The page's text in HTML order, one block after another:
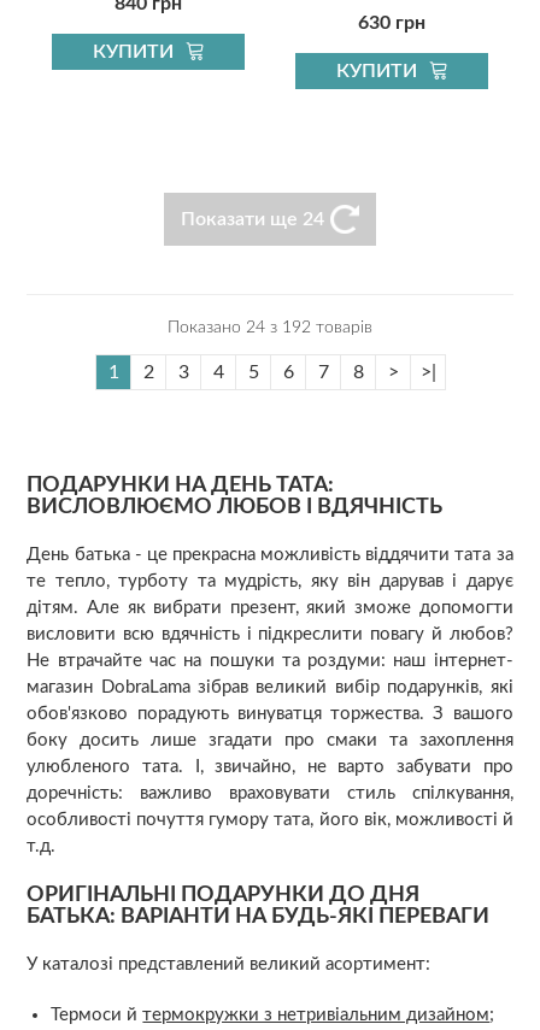
КУПИТИ
630 грн
КУПИТИ
Показати ще 24
Показано 24 з 192 товарів
1 2 3 4 5 6 7 8 > >|
ПОДАРУНКИ НА ДЕНЬ ТАТА:
ВИСЛОВЛЮЄМО ЛЮБОВ І ВДЯЧНІСТЬ
День батька - це прекрасна можливість віддячити тата за
те тепло, турботу та мудрість, яку він дарував і дарує
дітям. Але як вибрати презент, який зможе допомогти
висловити всю вдячність і підкреслити повагу й любов?
Не втрачайте час на пошуки та роздуми: наш інтернет-
магазин DobraLama зібрав великий вибір подарунків, які
обов'язково порадують винуватця торжества. З вашого
боку досить лише згадати про смаки та захоплення
улюбленого тата. І, звичайно, не варто забувати про
доречність: важливо враховувати стиль спілкування,
особливості почуття гумору тата, його вік, можливості й
т.д.
ОРИГІНАЛЬНІ ПОДАРУНКИ ДО ДНЯ
БАТЬКА: ВАРІАНТИ НА БУДЬ-ЯКІ ПЕРЕВАГИ
У каталозі представлений великий асортимент:
Термоси йтермокружки з нетривіальним дизайном;